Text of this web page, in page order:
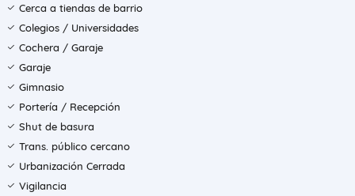
Cerca a tiendas de barrio
Colegios / Universidades
Cochera / Garaje
Garaje
Gimnasio
Portería / Recepción
Shut de basura
Trans. público cercano
Urbanización Cerrada
Vigilancia